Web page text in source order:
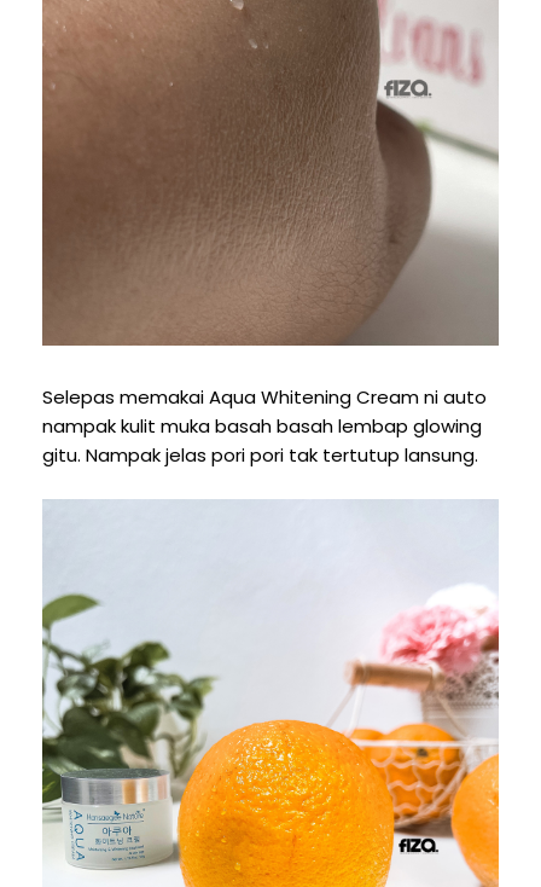
Selepas memakai Aqua Whitening Cream ni auto
nampak kulit muka basah basah lembap glowing
gitu. Nampak jelas pori pori tak tertutup lansung.